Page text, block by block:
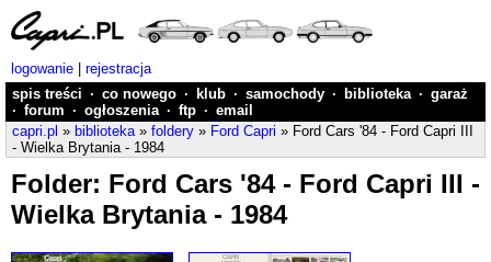
logowanie
rejestracja
spis treści · co nowego · klub · samochody · biblioteka · garaż
· forum · ogłoszenia · ftp · email
capri.pl » biblioteka» foldery » Ford Capri » Ford Cars '84 - Ford Capri III
- Wielka Brytania - 1984
Folder: Ford Cars '84 - Ford Capri III -
Wielka Brytania - 1984